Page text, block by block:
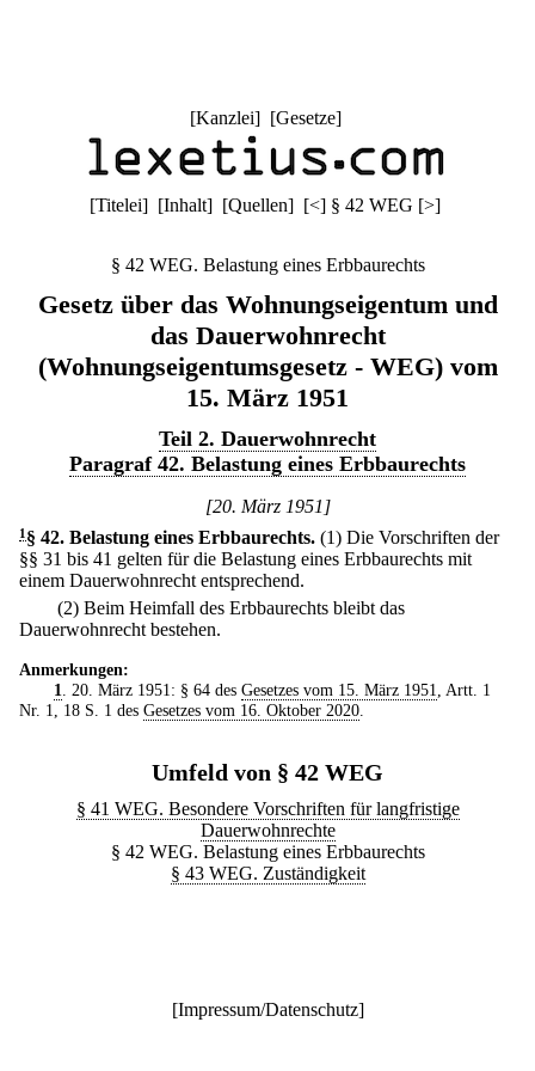
[Kanzlei] [Gesetze]
[Titelei] [Inhalt] [Quellen] [<] § 42 WEG [>]
§ 42 WEG. Belastung eines Erbbaurechts
Gesetz über das Wohnungseigentum und
das Dauerwohnrecht
(Wohnungseigentumsgesetz - WEG) vom
15. März 1951
Teil 2. Dauerwohnrecht
Paragraf 42. Belastung eines Erbbaurechts
[20. März 1951]
1 § 42. Belastung eines Erbbaurechts. (1) Die Vorschriften der
§§ 31 bis 41 gelten für die Belastung eines Erbbaurechts mit
einem Dauerwohnrecht entsprechend.
(2) Beim Heimfall des Erbbaurechts bleibt das
Dauerwohnrecht bestehen.
Anmerkungen:
1. 20. März 1951: § 64 des Gesetzes vom 15. März 1951, Artt. 1
Nr. 1, 18 S. 1 des Gesetzes vom 16. Oktober 2020.
Umfeld von § 42 WEG
§ 41 WEG. Besondere Vorschriften für langfristige
Dauerwohnrechte
§ 42 WEG. Belastung eines Erbbaurechts
§ 43 WEG. Zuständigkeit
[Impressum/Datenschutz]